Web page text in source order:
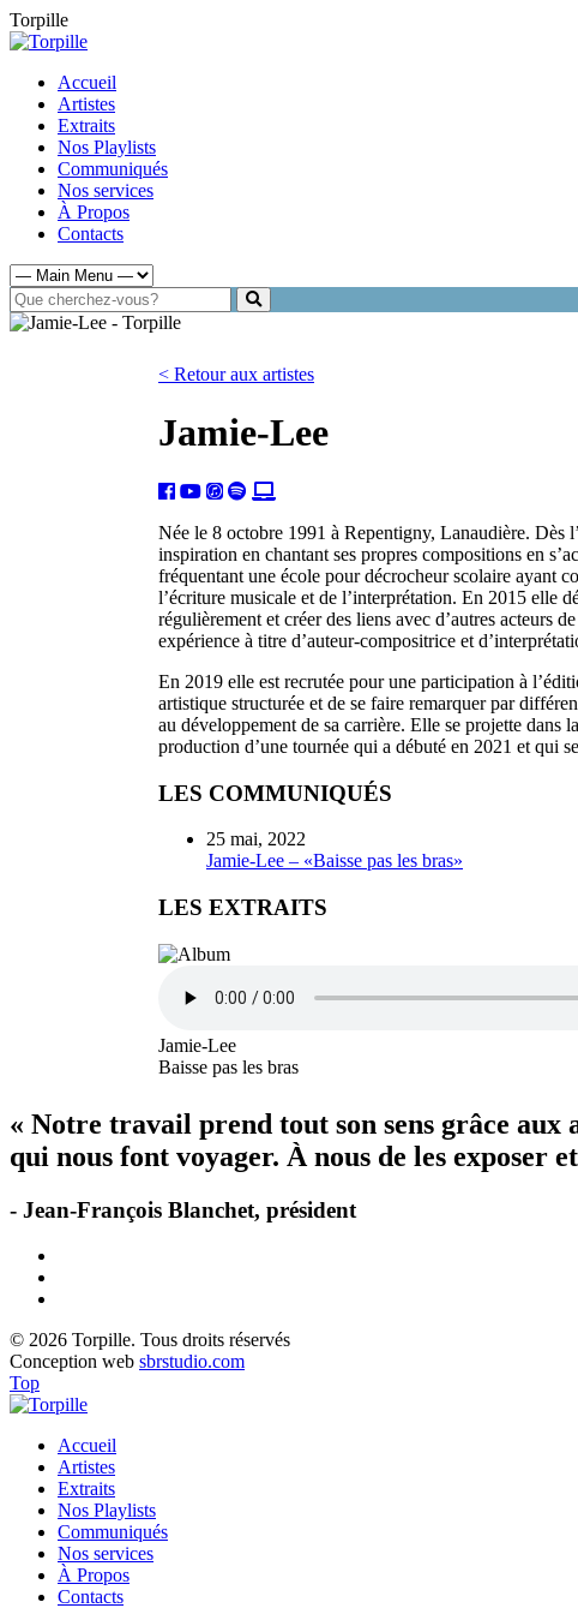
Torpille
Accueil
Artistes
Extraits
Nos Playlists
Communiqués
Nos services
À Propos
Contacts
< Retour aux artistes
Jamie-Lee
Née le 8 octobre 1991 à Repentigny, Lanaudière. Dès
inspiration en chantant ses propres compositions en
fréquentant une école pour décrocheur scolaire ayant
l’écriture musicale et de l’interprétation. En 2015 elle
régulièrement et créer des liens avec d’autres acteurs
expérience à titre d’auteur-compositrice et
En 2019 elle est recrutée pour une participation à
artistique structurée et de se faire remarquer par
au développement de sa carrière. Elle se projette
production d’une tournée qui a débuté en 2021 et qui
LES COMMUNIQUÉS
25 mai, 2022
Jamie-Lee – «Baisse pas les bras»
LES EXTRAITS
Jamie-Lee
Baisse pas les bras
« Notre travail prend tout son sens grâce aux
qui nous font voyager. À nous de les exposer
- Jean-François Blanchet, président
© 2026 Torpille. Tous droits réservés
Conception web sbrstudio.com
Top
Accueil
Artistes
Extraits
Nos Playlists
Communiqués
Nos services
À Propos
Contacts